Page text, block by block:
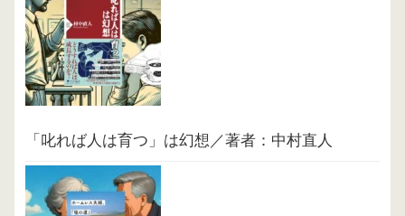
「叱れば人は育つ」は幻想／著者：中村直人